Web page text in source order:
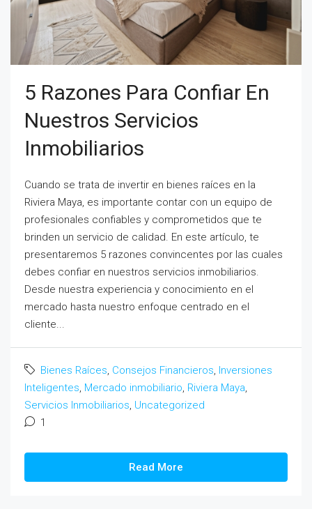
5 Razones Para Confiar En
Nuestros Servicios
Inmobiliarios
Cuando se trata de invertir en bienes raíces en la
Riviera Maya, es importante contar con un equipo de
profesionales confiables y comprometidos que te
brinden un servicio de calidad. En este artículo, te
presentaremos 5 razones convincentes por las cuales
debes confiar en nuestros servicios inmobiliarios.
Desde nuestra experiencia y conocimiento en el
mercado hasta nuestro enfoque centrado en el
cliente...
Bienes Raíces, Consejos Financieros, Inversiones
Inteligentes, Mercado inmobiliario, Riviera Maya,
Servicios Inmobiliarios, Uncategorized
1
Read More